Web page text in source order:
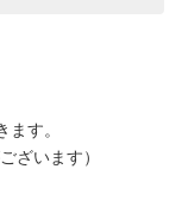
す。
ざいます）